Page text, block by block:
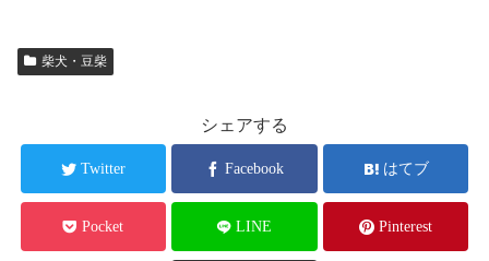
柴犬・豆柴
シェアする
Twitter Facebook はてブ
Pocket LINE Pinterest